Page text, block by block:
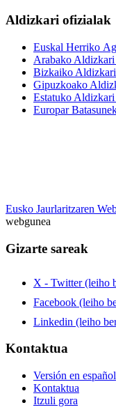
Aldizkari ofizialak
Euskal Herriko
Arabako
Bizkaiko
Gipuzkoako
Estatuko
Europar
Eusko Jaurlaritzaren
webgunea
Gizarte sareak
X - Twitter (leiho
Facebook (leiho
Linkedin (leiho
Kontaktua
Versión en español
Kontaktua
Itzuli gora